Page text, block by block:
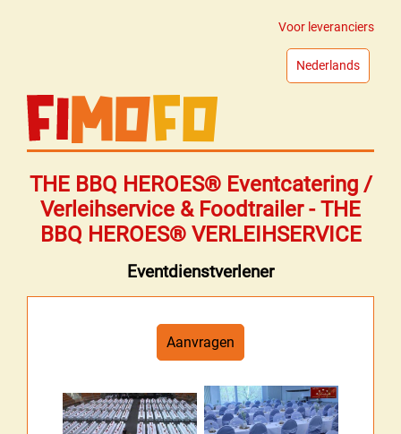
Voor leveranciers
Nederlands
THE BBQ HEROES® Eventcatering /
Verleihservice & Foodtrailer - THE
BBQ HEROES® VERLEIHSERVICE
Eventdienstverlener
Aanvragen